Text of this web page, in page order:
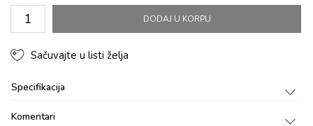
DODAJ U KORPU
Sačuvajte u listi želja
Specifikacija
Komentari